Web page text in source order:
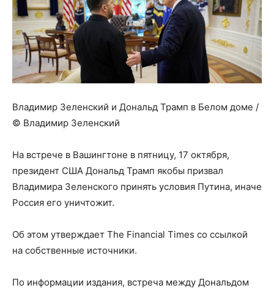
Владимир Зеленский и Дональд Трамп в Белом доме /
© Владимир Зеленский
На встрече в Вашингтоне в пятницу, 17 октября,
президент США Дональд Трамп якобы призвал
Владимира Зеленского принять условия Путина, иначе
Россия его уничтожит.
Об этом утверждает The Financial Times со ссылкой
на собственные источники.
По информации издания, встреча между Дональдом